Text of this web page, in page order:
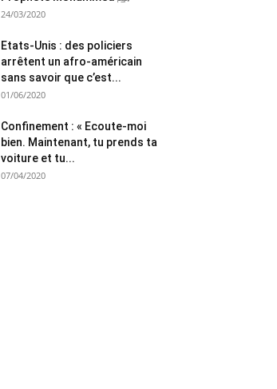
24/03/2020
Etats-Unis : des policiers
arrêtent un afro-américain
sans savoir que c’est...
01/06/2020
Confinement : « Ecoute-moi
bien. Maintenant, tu prends ta
voiture et tu...
07/04/2020